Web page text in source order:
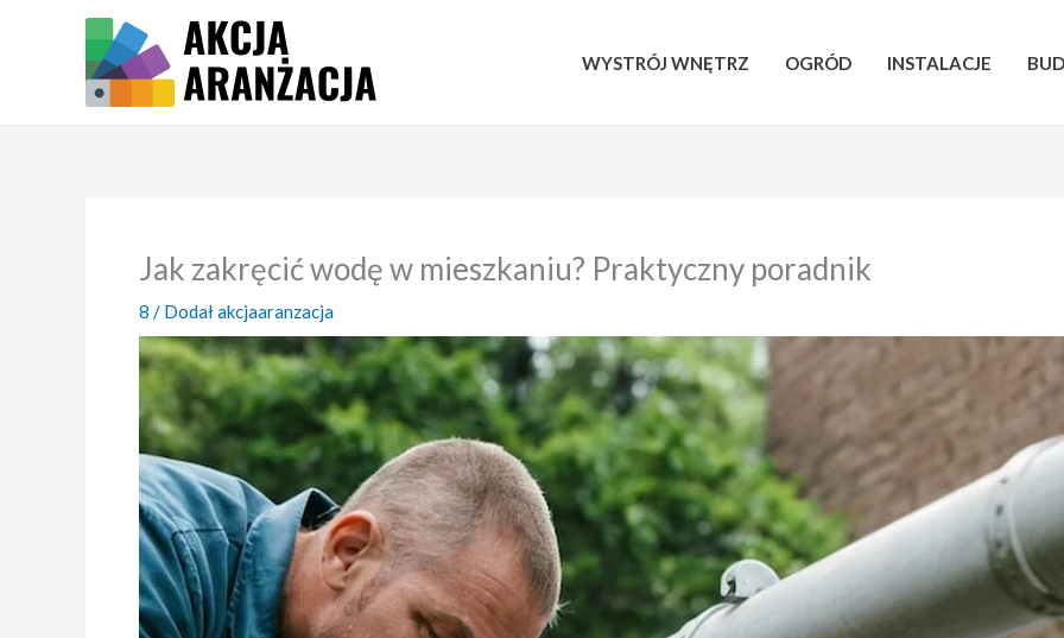
WYSTRÓJ WNĘTRZ OGRÓD INSTALACJE
Jak zakręcić wodę w mieszkaniu? Praktyczny poradnik
8 / Dodałakcjaaranzacja